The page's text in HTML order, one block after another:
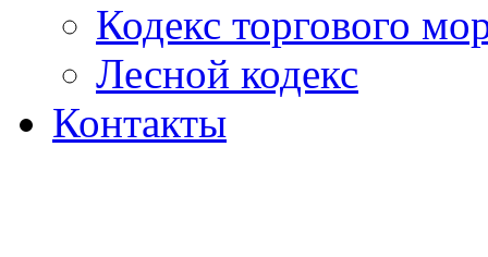
Кодекс торгового
Лесной кодекс
Контакты